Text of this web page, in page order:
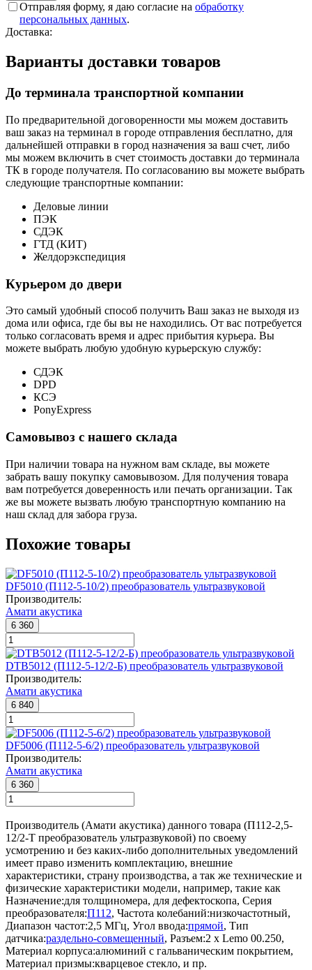
Отправляя форму, я даю согласие на обработку
персональных данных.
Доставка:
Варианты доставки товаров
До терминала транспортной компании
По предварительной договоренности мы можем доставить
ваш заказ на терминал в городе отправления бесплатно, для
дальнейшей отправки в город назначения за ваш счет, либо
мы можем включить в счет стоимость доставки до терминала
ТК в городе получателя. По согласованию вы можете выбрать
следующие транспортные компании:
Деловые линии
ПЭК
СДЭК
ГТД (КИТ)
Желдорэкспедиция
Курьером до двери
Это самый удобный способ получить Ваш заказ не выходя из
дома или офиса, где бы вы не находились. От вас потребуется
только согласовать время и адрес прибытия курьера. Вы
можете выбрать любую удобную курьерскую службу:
СДЭК
DPD
КСЭ
PonyExpress
Самовывоз с нашего склада
При наличии товара на нужном вам складе, вы можете
забрать вашу покупку самовывозом. Для получения товара
вам потребуется доверенность или печать организации. Так
же вы можете вызвать любую транспортную компанию на
наш склад для забора груза.
Похожие товары
DF5010 (П112-5-10/2) преобразователь ультразвуковой
Производитель:
Амати акустика
6 360
DTB5012 (П112-5-12/2-Б) преобразователь ультразвуковой
Производитель:
Амати акустика
6 840
DF5006 (П112-5-6/2) преобразователь ультразвуковой
Производитель:
Амати акустика
6 360
Производитель (Амати акустика) данного товара (П112-2,5-
12/2-Т преобразователь ультразвуковой) по своему
усмотрению и без каких-либо дополнительных уведомлений
имеет право изменить комплектацию, внешние
характеристики, страну производства, а так же технические и
физические характеристики модели, например, такие как
Назначение:для толщиномера, для дефектоскопа, Серия
преобразователя:П112, Частота колебаний:низкочастотный,
Диапазон частот:2,5 МГц, Угол ввода:прямой, Тип
датчика:раздельно-совмещенный, Разъем:2 х Lemo 00.250,
Материал корпуса:алюминий с гальваническим покрытием,
Материал призмы:кварцевое стекло, и пр.